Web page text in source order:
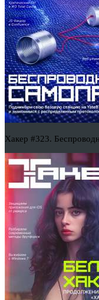
Хакер #323.